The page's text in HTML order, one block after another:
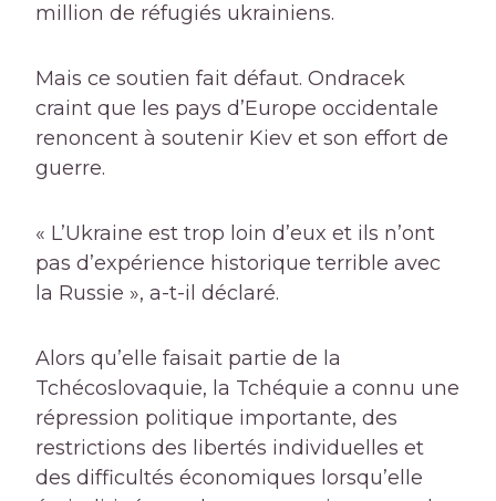
million de réfugiés ukrainiens.
Mais ce soutien fait défaut. Ondracek
craint que les pays d’Europe occidentale
renoncent à soutenir Kiev et son effort de
guerre.
« L’Ukraine est trop loin d’eux et ils n’ont
pas d’expérience historique terrible avec
la Russie », a-t-il déclaré.
Alors qu’elle faisait partie de la
Tchécoslovaquie, la Tchéquie a connu une
répression politique importante, des
restrictions des libertés individuelles et
des difficultés économiques lorsqu’elle